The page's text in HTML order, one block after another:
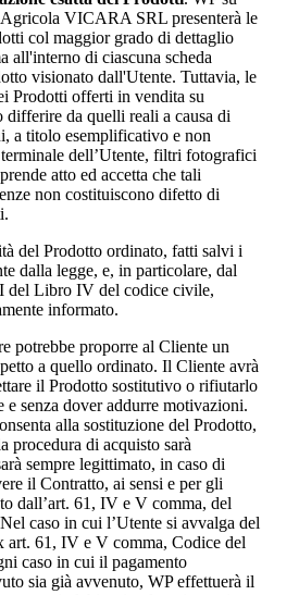
Agricola VICARA SRL presenterà le
col maggior grado di dettaglio
all'interno di ciascuna scheda
visionato dall'Utente. Tuttavia, le
Prodotti offerti in vendita su
differire da quelli reali a causa di
a titolo esemplificativo e non
dell’Utente, filtri fotografici
atto ed accetta che tali
non costituiscono difetto di
del Prodotto ordinato, fatti salvi i
dalla legge, e, in particolare, dal
Libro IV del codice civile,
informato.
potrebbe proporre al Cliente un
a quello ordinato. Il Cliente avrà
il Prodotto sostitutivo o rifiutarlo
e senza dover addurre motivazioni.
alla sostituzione del Prodotto,
procedura di acquisto sarà
sempre legittimato, in caso di
il Contratto, ai sensi e per gli
dall’art. 61, IV e V comma, del
caso in cui l’Utente si avvalga del
art. 61, IV e V comma, Codice del
caso in cui il pagamento
sia già avvenuto, WP effettuerà il